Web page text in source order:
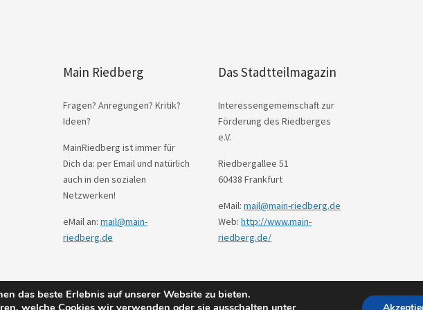
Main Riedberg
Fragen? Anregungen? Kritik?
Ideen?
MainRiedberg ist immer für
Dich da: per Email und natürlich
auch in den sozialen
Netzwerken!
eMail an: mail@main-
riedberg.de
Das Stadtteilmagazin
Interessengemeinschaft zur
Förderung des Riedberges
e.V.
Riedbergallee 51
60438 Frankfurt
eMail: mail@main-riedberg.de
Web: http://www.main-
riedberg.de/
Powered byWordPressTheme: Weta vonElmastudio.
das beste Erlebnis auf unserer Website zu bieten.
welche Cookies wir verwenden oder sie ausschalten unter